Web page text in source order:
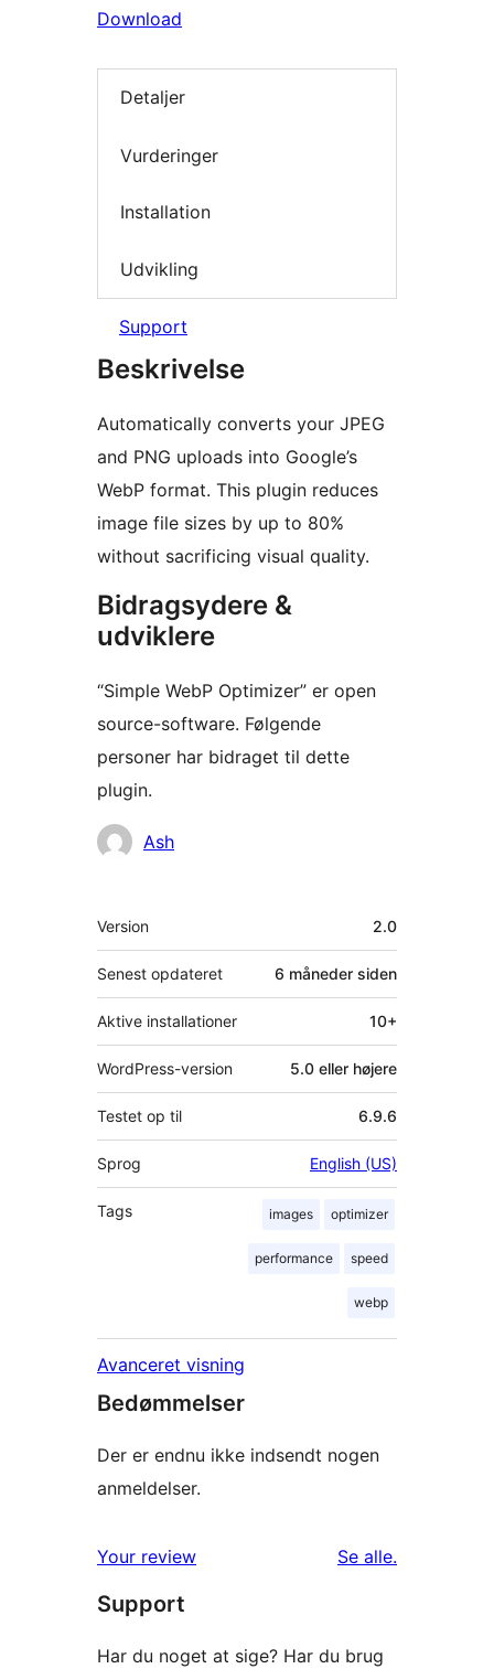
Download
Detaljer
Vurderinger
Installation
Udvikling
Support
Beskrivelse
Automatically converts your JPEG
and PNG uploads into Google’s
WebP format. This plugin reduces
image file sizes by up to 80%
without sacrificing visual quality.
Bidragsydere &
udviklere
“Simple WebP Optimizer” er open
source-software. Følgende
personer har bidraget til dette
plugin.
Bidragsydere
Ash
Meta
Version 2.0
Senest opdateret 6 måneder siden
Aktive installationer 10+
WordPress-version 5.0 eller højere
Testet op til 6.9.6
Sprog English (US)
Tags images optimizer
performance speed
webp
Avanceret visning
Bedømmelser
Der er endnu ikke indsendt nogen
anmeldelser.
Your review Se alleanmeldelser
.
Support
Har du noget at sige? Har du brug